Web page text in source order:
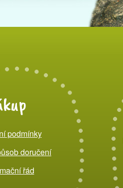
podmínky
doručení
řád